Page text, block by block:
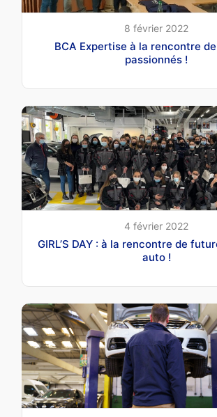
8 février 2022
BCA Expertise à la rencontre
passionnés !
4 février 2022
GIRL’S DAY : à la rencontre de
auto !